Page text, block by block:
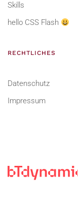
Skills
hello CSS Flash
RECHTLICHES
Datenschutz
Impressum